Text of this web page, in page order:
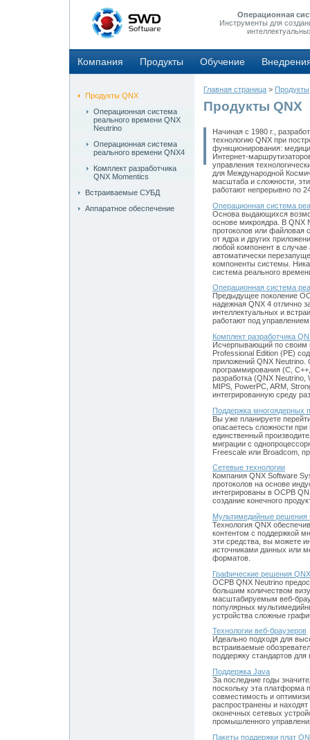
Операционная
Инструменты для
Компания Продукты Обучение
Продукты QNX
Операционная система
реального времени QNX
Neutrino
Операционная система
реального времени QNX4
Комплект разработчика
QNX Momentics
Встраиваемые СУБД
Аппаратное обеспечение
Главная страница > Продукты
Продукты QNX
Начиная с 1980 г.,
технологию QNX при
функционирования:
Интернет-
управления
для Международной
масштаба и сложности,
работают непрерывно по
Операционная система
Основа выдающихся
основе микроядра. В QNX
протоколов или
от ядра и других
любой компонент в
автоматически
компоненты системы.
система реального
Операционная система
Предыдущее поколение
надежная QNX 4 отлично
интеллектуальных и
работают под
Комплект разработчика
Исчерпывающий по своим
Professional Edition (PE)
приложений QNX Neutrino.
программирования (C,
разработка (QNX
MIPS, PowerPC, ARM,
интегрированную среду
Поддержка многоядерных
Вы уже планируете
опасаетесь сложности
единственный
миграции с
Freescale или Broadcom,
Сетевые технологии
Компания QNX Software
протоколов на основе
интегрированы в ОСРВ
создание конечного
Мультимедийные решения
Технология QNX
контентом с поддержкой
эти средства, вы можете
источниками данных или
форматов.
Графические решения QNX
ОСРВ QNX Neutrino
большим количеством
масштабируемым веб-
популярных
устройства сложные
Технологии веб-браузеров
Идеально подходя для
встраиваемые
поддержку стандартов
Поддержка Java
За последние годы
поскольку эта платформа
совместимость и
распространены и
оконечных сетевых
промышленного
Пакеты поддержки плат